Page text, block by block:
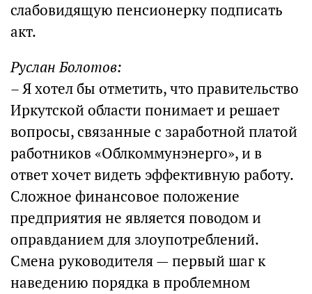
слабовидящую пенсионерку подписать
акт.
Руслан Болотов:
– Я хотел бы отметить, что правительство
Иркутской области понимает и решает
вопросы, связанные с заработной платой
работников «Облкоммунэнерго», и в
ответ хочет видеть эффективную работу.
Сложное финансовое положение
предприятия не является поводом и
оправданием для злоупотреблений.
Смена руководителя — первый шаг к
наведению порядка в проблемном